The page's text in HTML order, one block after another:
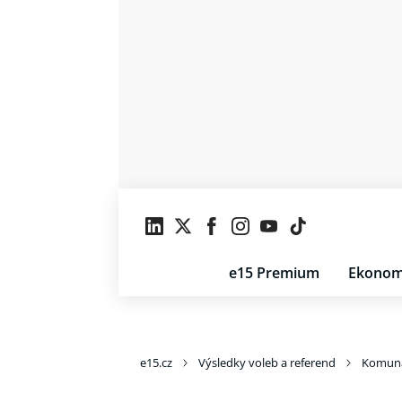
e15 Premium
e15.cz Výsledky voleb a referend